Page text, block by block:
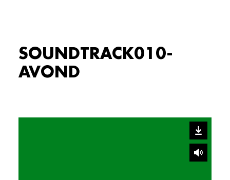
SOUNDTRACK010-
AVOND